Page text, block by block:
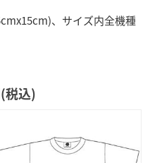
、サイズ内全機種
税込)